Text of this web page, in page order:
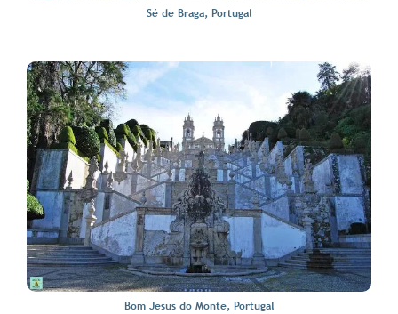
Sé de Braga, Portugal
Bom Jesus do Monte, Portugal